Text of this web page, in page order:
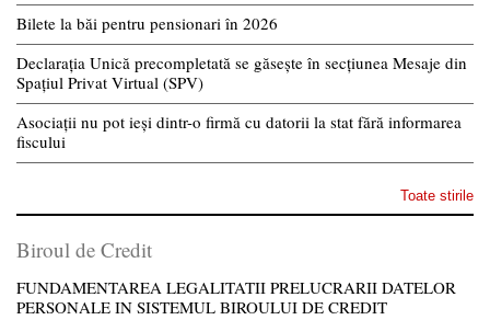
Bilete la băi pentru pensionari în 2026
Declarația Unică precompletată se găsește în secțiunea Mesaje din
Spațiul Privat Virtual (SPV)
Asociații nu pot ieși dintr-o firmă cu datorii la stat fără informarea
fiscului
Toate stirile
Biroul de Credit
FUNDAMENTAREA LEGALITATII PRELUCRARII DATELOR
PERSONALE IN SISTEMUL BIROULUI DE CREDIT